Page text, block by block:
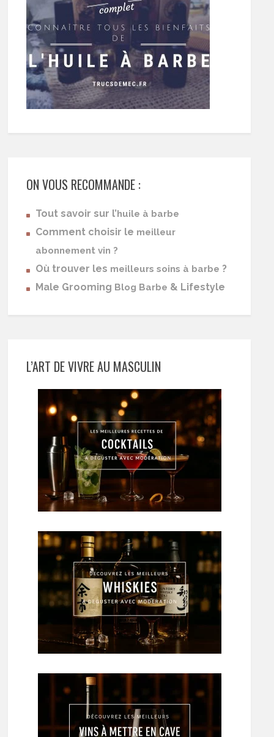
ON VOUS RECOMMANDE :
Tout savoir sur l’huile à barbe
Comment choisir le meilleur
abonnement vin ?
Où trouver les meilleurs soins à barbe ?
Male Grooming Blog Barbe & Lifestyle
L’ART DE VIVRE AU MASCULIN